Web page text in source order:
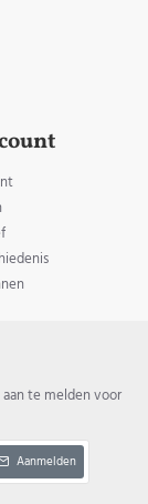
te melden voor
Aanmelden